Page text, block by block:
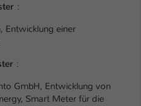
:
Entwicklung einer
:
GmbH, Entwicklung von
Smart Meter für die